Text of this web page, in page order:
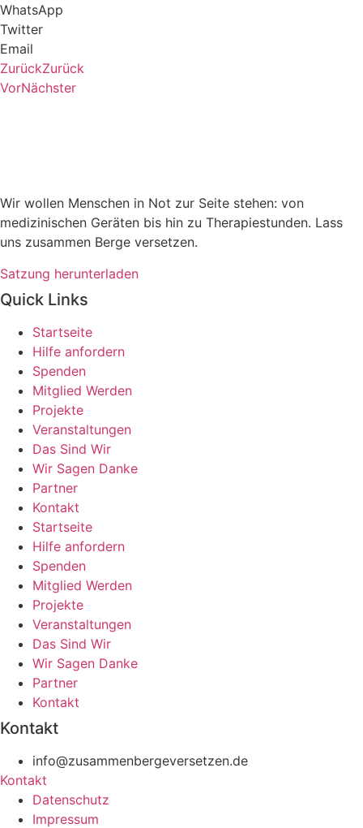
WhatsApp
Twitter
Email
ZurückZurück
VorNächster
Wir wollen Menschen in Not zur Seite stehen: von
medizinischen Geräten bis hin zu Therapiestunden. Lass
uns zusammen Berge versetzen.
Satzung herunterladen
Quick Links
Startseite
Hilfe anfordern
Spenden
Mitglied Werden
Projekte
Veranstaltungen
Das Sind Wir
Wir Sagen Danke
Partner
Kontakt
Startseite
Hilfe anfordern
Spenden
Mitglied Werden
Projekte
Veranstaltungen
Das Sind Wir
Wir Sagen Danke
Partner
Kontakt
Kontakt
info@zusammenbergeversetzen.de
Kontakt
Datenschutz
Impressum